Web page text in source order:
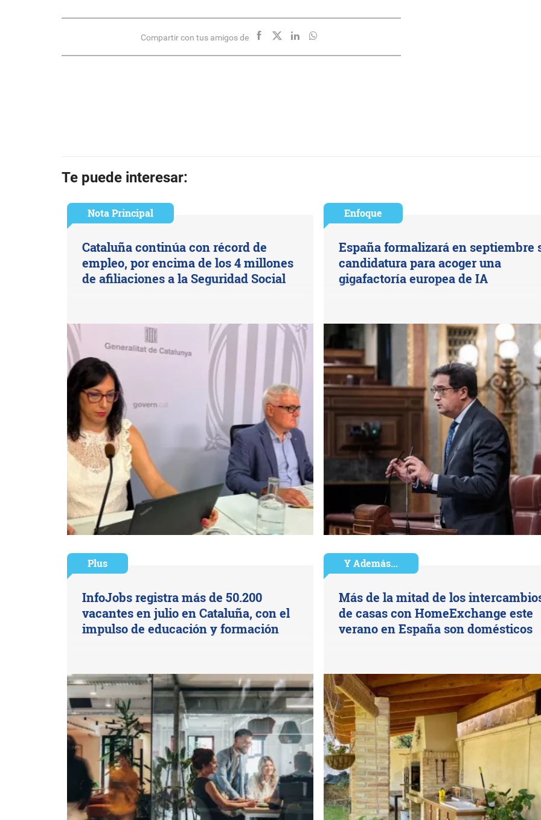
Compartir con tus amigos de
Te puede interesar:
Nota Principal
Cataluña continúa con récord de
empleo, por encima de los 4 millones
de afiliaciones a la Seguridad Social
Enfoque
España formalizará en septiembre
candidatura para acoger una
gigafactoría europea de IA
Plus
InfoJobs registra más de 50.200
vacantes en julio en Cataluña, con el
impulso de educación y formación
Y Además...
Más de la mitad de los
de casas con HomeExchange este
verano en España son domésticos